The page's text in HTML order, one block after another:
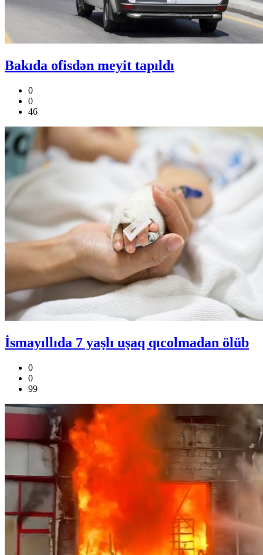
Bakıda ofisdən meyit tapıldı
0
0
46
İsmayıllıda 7 yaşlı uşaq qıcolmadan ölüb
0
0
99